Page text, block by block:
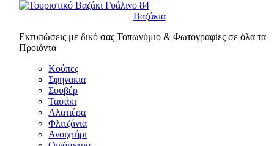
Βαζάκια
Εκτυπώσεις με δικό σας Τοπωνύμιο & Φωτογραφίες σε όλα τα
Προιόντα
Κούπες
Σφηνακια
Σουβέρ
Τασάκι
Αλατιέρα
Φλιτζάνια
Ανοιχτήρι